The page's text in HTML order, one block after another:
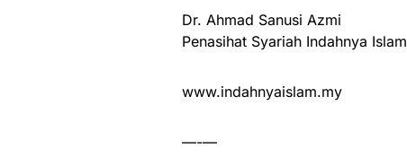
Dr. Ahmad Sanusi Azmi
Penasihat Syariah Indahnya Islam
www.indahnyaislam.my
—-—